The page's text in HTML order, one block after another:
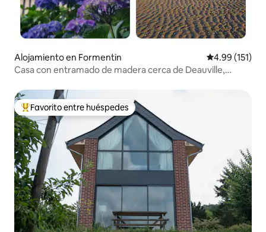
Alojamiento en Formentin Calificación
4.99 (151)
Casa con entramado de madera cerca de Deauville,
Favorito entre huéspedes preferido
Favorito entre huéspedes